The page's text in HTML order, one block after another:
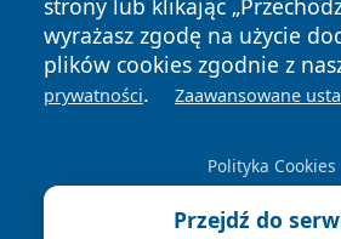
strony lub klikając
wyrażasz zgodę na użycie
plików cookies zgodnie z
prywatności. Zaawansowane
Polityka Cookies
Przejdź do
News Autorzy
Polityka
Prywatności